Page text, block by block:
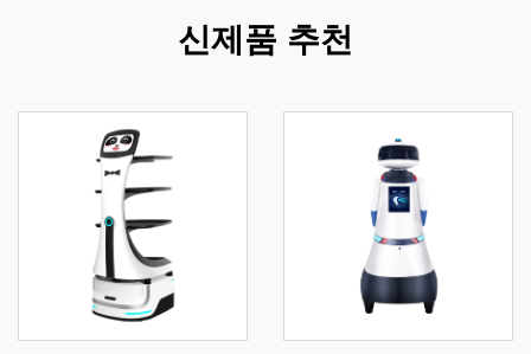
신제품 추천